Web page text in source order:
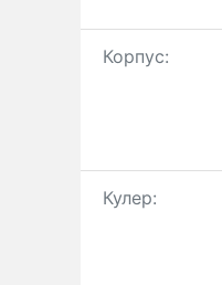
Корпус:
Кулер: